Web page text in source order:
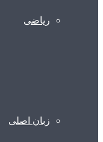
ریاضی
زبان اصلی